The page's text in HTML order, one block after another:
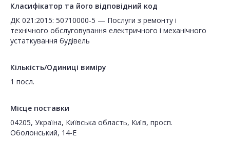
Класифікатор та його відповідний код
ДК 021:2015: 50710000-5 — Послуги з ремонту і
технічного обслуговування електричного і механічного
устаткування будівель
Кількість/Одиниці виміру
1 посл.
Місце поставки
04205, Україна, Київська область, Київ, просп.
Оболонський, 14-Е